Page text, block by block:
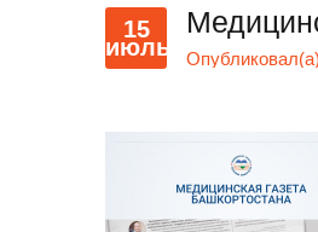
15
июль